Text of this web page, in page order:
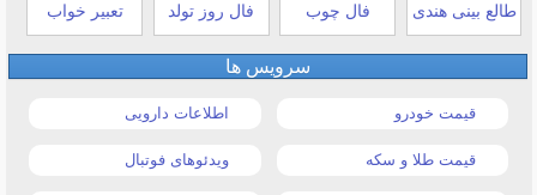
طالع بینی هندی فال چوب فال روز تولد تعبیر خواب
سرویس ها
قیمت خودرو اطلاعات دارویی
قیمت طلا و سکه ویدئوهای فوتبال